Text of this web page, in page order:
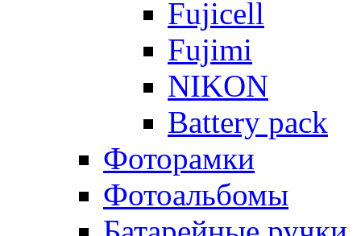
Fujicell
Fujimi
NIKON
Battery pack
Фоторамки
Фотоальбомы